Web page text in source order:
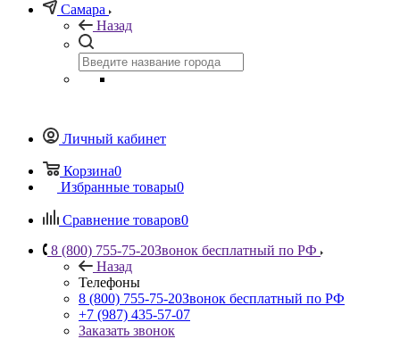
Самара
Назад
Личный кабинет
Корзина0
Избранные товары0
Сравнение товаров0
8 (800) 755-75-20Звонок бесплатный по РФ
Назад
Телефоны
8 (800) 755-75-20Звонок бесплатный по РФ
+7 (987) 435-57-07
Заказать звонок